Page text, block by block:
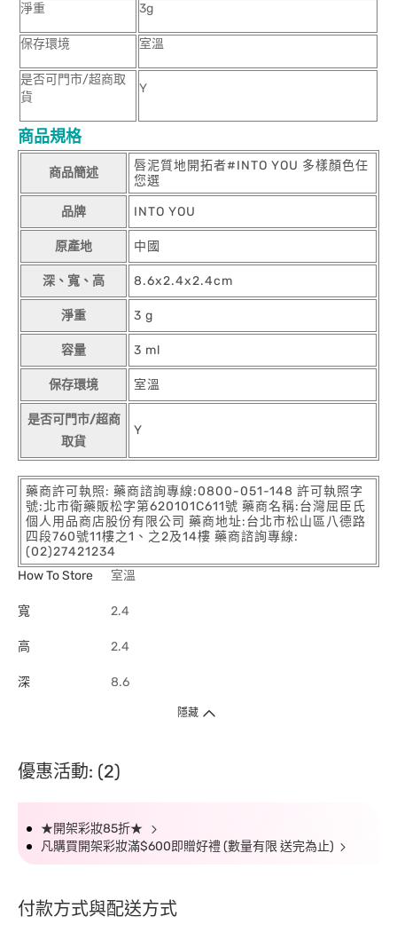
淨重 3g
保存環境 室溫
是否可門市/超商取
貨
Y
商品規格
商品簡述
唇泥質地開拓者#INTO YOU 多樣顏色任
您選
品牌 INTO YOU
原產地 中國
深、寬、高 8.6x2.4x2.4cm
淨重 3 g
容量 3 ml
保存環境 室溫
是否可門市/超商
取貨
Y
藥商許可執照: 藥商諮詢專線:0800-051-148 許可執照字
號:北市衛藥販松字第620101C611號 藥商名稱:台灣屈臣氏
個人用品商店股份有限公司 藥商地址:台北市松山區八德路
四段760號11樓之1、之2及14樓 藥商諮詢專線:
(02)27421234
How To Store
室溫
寬 2.4
高 2.4
深 8.6
隱藏
優惠活動: (2)
★開架彩妝85折★
凡購買開架彩妝滿$600即贈好禮 (數量有限 送完為止)
付款方式與配送方式